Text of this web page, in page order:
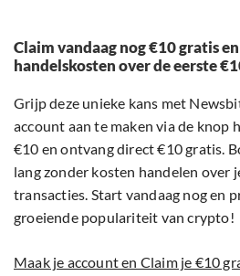
Claim vandaag nog €10 gratis
handelskosten over de eerste
Grijp deze unieke kans met
account aan te maken via de knop
€10 en ontvang direct €10 gratis.
lang zonder kosten handelen over
transacties. Start vandaag nog en
groeiende populariteit van crypto!
Maak je account en Claim je €10